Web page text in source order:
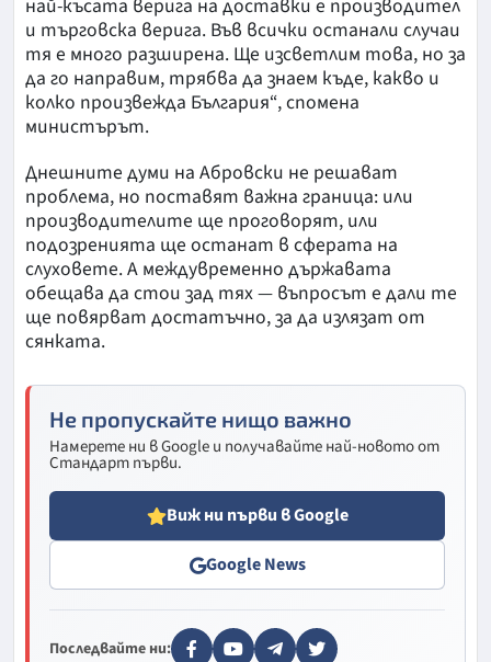
най-късата верига на доставки е производител
и търговска верига. Във всички останали случаи
тя е много разширена. Ще изсветлим това, но за
да го направим, трябва да знаем къде, какво и
колко произвежда България“, спомена
министърът.
Днешните думи на Абровски не решават
проблема, но поставят важна граница: или
производителите ще проговорят, или
подозренията ще останат в сферата на
слуховете. А междувременно държавата
обещава да стои зад тях — въпросът е дали те
ще повярват достатъчно, за да излязат от
сянката.
Не пропускайте нищо важно
Намерете ни в Google и получавайте най-новото от
Стандарт първи.
Виж ни първи в Google
Google News
Последвайте ни: